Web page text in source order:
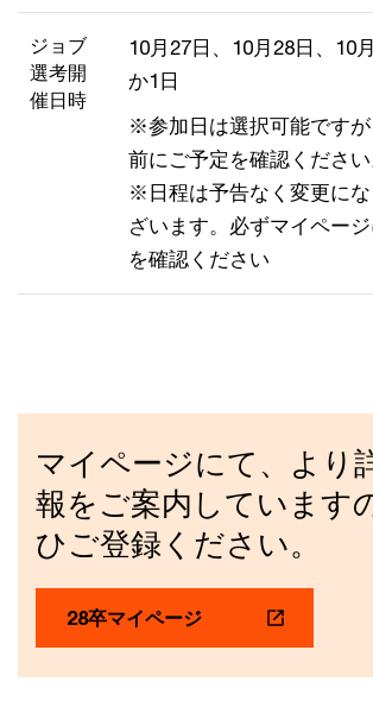
ジョブ
選考開
催日時
10月27日、10月28日、10
か1日
※参加日は選択可能です
前にご予定を確認ください
※日程は予告なく変更に
ざいます。必ずマイペー
を確認ください
マイページにて、より
報をご案内しています
ひご登録ください。
28卒マイページ